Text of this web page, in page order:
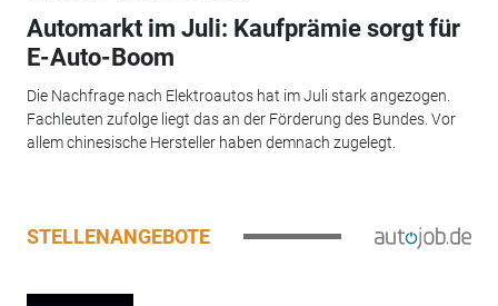
Automarkt im Juli: Kaufprämie sorgt für
E-Auto-Boom
Die Nachfrage nach Elektroautos hat im Juli stark angezogen.
Fachleuten zufolge liegt das an der Förderung des Bundes. Vor
allem chinesische Hersteller haben demnach zugelegt.
STELLENANGEBOTE